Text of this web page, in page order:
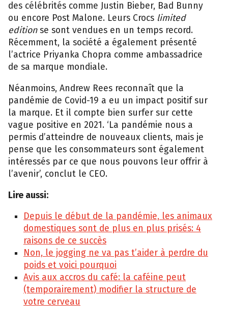
des célébrités comme Justin Bieber, Bad Bunny
ou encore Post Malone. Leurs Crocs limited
editionse sont vendues en un temps record.
Récemment, la société a également présenté
l’actrice Priyanka Chopra comme ambassadrice
de sa marque mondiale.
Néanmoins, Andrew Rees reconnaît que la
pandémie de Covid-19 a eu un impact positif sur
la marque. Et il compte bien surfer sur cette
vague positive en 2021. ‘La pandémie nous a
permis d’atteindre de nouveaux clients, mais je
pense que les consommateurs sont également
intéressés par ce que nous pouvons leur offrir à
l’avenir’, conclut le CEO.
Lire aussi:
Depuis le début de la pandémie, les animaux
domestiques sont de plus en plus prisés: 4
raisons de ce succès
Non, le jogging ne va pas t’aider à perdre du
poids et voici pourquoi
Avis aux accros du café: la caféine peut
(temporairement) modifier la structure de
votre cerveau